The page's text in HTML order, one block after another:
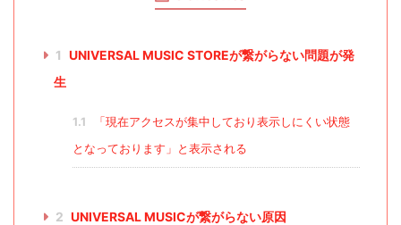
1 UNIVERSAL MUSIC STOREが繋がらない問題が発
生
1.1
「現在アクセスが集中しており表示しにくい状態
となっております」と表示される
2 UNIVERSAL MUSICが繋がらない原因